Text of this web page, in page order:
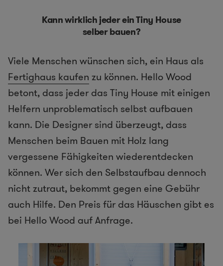
Kann wirklich jeder ein Tiny House
selber bauen?
Viele Menschen wünschen sich, ein Haus als
Fertighaus kaufen zu können. Hello Wood
betont, dass jeder das Tiny House mit einigen
Helfern unproblematisch selbst aufbauen
kann. Die Designer sind überzeugt, dass
Menschen beim Bauen mit Holz lang
vergessene Fähigkeiten wiederentdecken
können. Wer sich den Selbstaufbau dennoch
nicht zutraut, bekommt gegen eine Gebühr
auch Hilfe. Den Preis für das Häuschen gibt es
bei Hello Wood auf Anfrage.